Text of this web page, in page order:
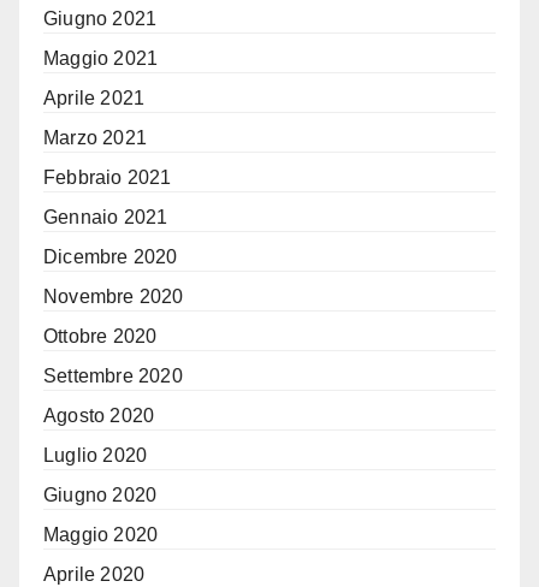
Giugno 2021
Maggio 2021
Aprile 2021
Marzo 2021
Febbraio 2021
Gennaio 2021
Dicembre 2020
Novembre 2020
Ottobre 2020
Settembre 2020
Agosto 2020
Luglio 2020
Giugno 2020
Maggio 2020
Aprile 2020